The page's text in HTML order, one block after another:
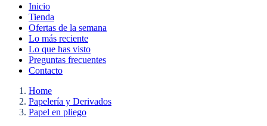
Inicio
Tienda
Ofertas de la semana
Lo más reciente
Lo que has visto
Preguntas frecuentes
Contacto
Home
Papelería y Derivados
Papel en pliego